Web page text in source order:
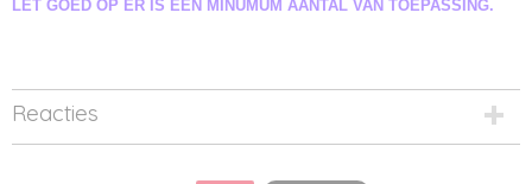
LET GOED OP ER IS EEN MINUMUM AANTAL VAN TOEPASSING.
Reacties